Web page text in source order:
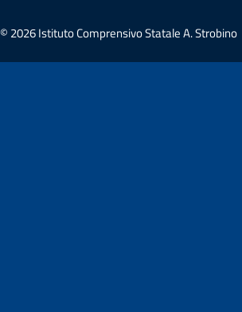
© 2026 Istituto Comprensivo Statale A. Strobino